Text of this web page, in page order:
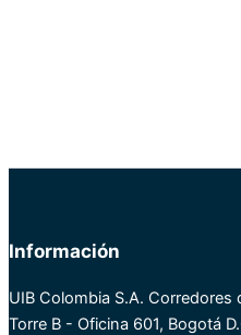
Información
UIB Colombia S.A. Corredores
Torre B - Oficina 601, Bogotá